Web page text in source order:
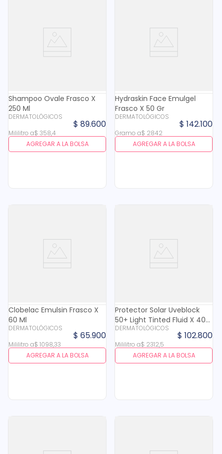
Shampoo Ovale Frasco X
250 Ml
DERMATOLÓGICOS
$ 89.600
Mililitro a$ 358,4
AGREGAR A LA BOLSA
Hydraskin Face Emulgel
Frasco X 50 Gr
DERMATOLÓGICOS
$ 142.100
Gramo a$ 2842
AGREGAR A LA BOLSA
Clobelac Emulsin Frasco X
60 Ml
DERMATOLÓGICOS
$ 65.900
Mililitro a$ 1098,33
AGREGAR A LA BOLSA
Protector Solar Uveblock
50+ Light Tinted Fluid X 40
Mililitros
DERMATOLÓGICOS
$ 102.800
Mililitro a$ 2312,5
AGREGAR A LA BOLSA